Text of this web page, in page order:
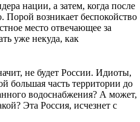
нации, а затем, когда после
Порой возникает беспокойство
место отвечающее за
уже некуда, как
не будет России. Идиоты,
большая часть территории до
водоснабжения? А может,
Эта Россия, исчезнет с